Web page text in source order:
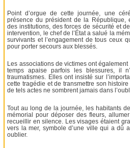
Point d’orgue de cette journée, une
présence du président de la République,
des institutions, des forces de sécurité et
intervention, le chef de l’État a salué la
survivants et l’engagement de tous ceux
pour porter secours aux blessés.
Les associations de victimes ont
temps apaise parfois les blessures, il
traumatismes. Elles ont insisté sur
cette tragédie et de transmettre son
de tels actes ne sombrent jamais dans
Tout au long de la journée, les habitants
mémorial pour déposer des fleurs,
recueillir en silence. Les visages étaient
vers la mer, symbole d’une ville qui a dû
oublier.